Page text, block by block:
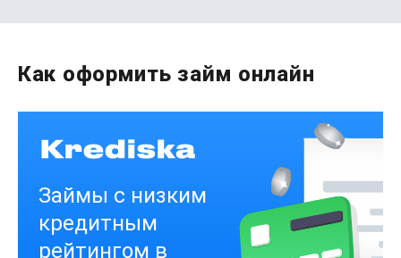
Получить
Как оформить займ онлайн